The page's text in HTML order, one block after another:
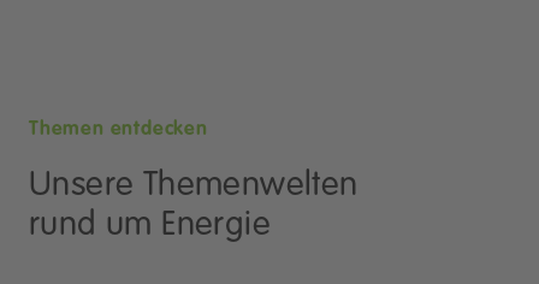
Themen entdecken
Unsere Themenwelten
rund um Energie